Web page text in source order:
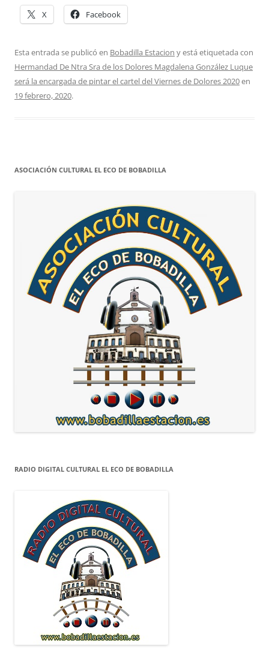
X Facebook
Esta entrada se publicó en Bobadilla Estacion y está etiquetada con
Hermandad De Ntra Sra de los Dolores Magdalena González Luque
será la encargada de pintar el cartel del Viernes de Dolores 2020en
19 febrero, 2020.
ASOCIACIÓN CULTURAL EL ECO DE BOBADILLA
RADIO DIGITAL CULTURAL EL ECO DE BOBADILLA